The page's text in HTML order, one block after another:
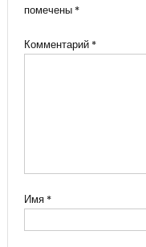
помечены *
Комментарий *
Имя *